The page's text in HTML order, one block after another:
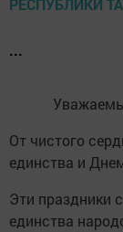
...
От чистого
единства и
Эти праздники
единства